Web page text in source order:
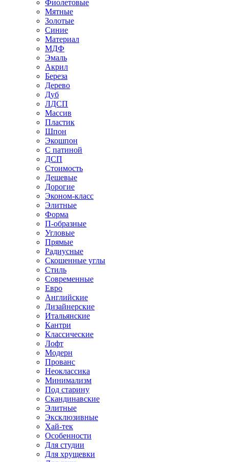
Фиолетовые
Мятные
Золотые
Синие
Материал
МДФ
Эмаль
Акрил
Береза
Дерево
Дуб
ЛДСП
Массив
Пластик
Шпон
Экошпон
С патиной
ДСП
Стоимость
Дешевые
Дорогие
Эконом-класс
Элитные
Форма
П-образные
Угловые
Прямые
Радиусные
Скошенные углы
Стиль
Современные
Евро
Английские
Дизайнерские
Итальянские
Кантри
Классические
Лофт
Модерн
Прованс
Неоклассика
Минимализм
Под старину
Скандинавские
Элитные
Эксклюзивные
Хай-тек
Особенности
Для студии
Для хрущевки